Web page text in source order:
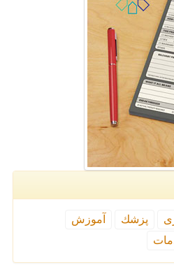
پزشك
آموزش